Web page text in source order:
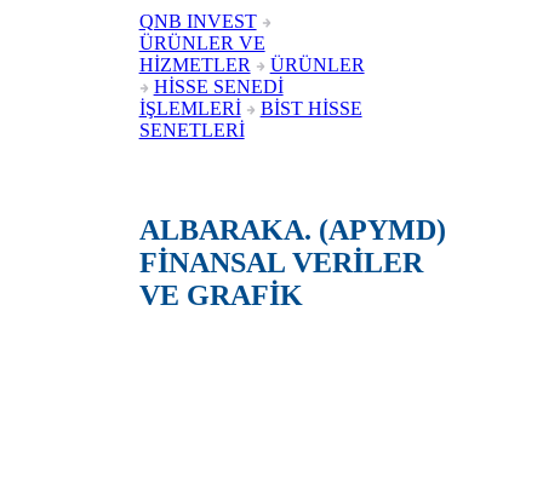
QNB INVEST
ÜRÜNLER VE
HİZMETLER
ÜRÜNLER
HİSSE SENEDİ
İŞLEMLERİ
BİST HİSSE
SENETLERİ
ALBARAKA. (APYMD)
FİNANSAL VERİLER
VE GRAFİK